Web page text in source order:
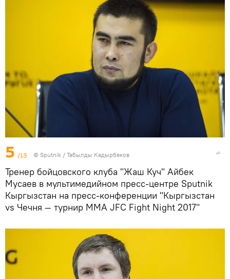
5 /13 © Sputnik / Табылды Кадырбеков
Тренер бойцовского клуба "Жаш Куч" Айбек
Мусаев в мультимедийном пресс-центре Sputnik
Кыргызстан на пресс-конференции "Кыргызстан
vs Чечня — турнир ММА JFC Fight Night 2017"